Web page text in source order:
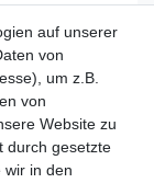
auf unserer
von
um z.B.
von
Website zu
durch gesetzte
wir in den